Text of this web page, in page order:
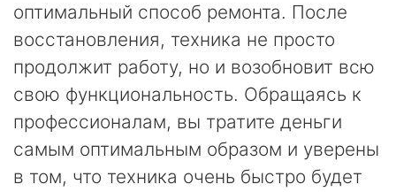
оптимальный способ ремонта. После
восстановления, техника не просто
продолжит работу, но и возобновит всю
свою функциональность. Обращаясь к
профессионалам, вы тратите деньги
самым оптимальным образом и уверены
в том, что техника очень быстро будет